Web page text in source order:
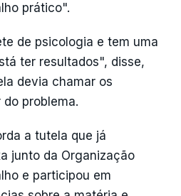
prático".
de psicologia e tem uma
ter resultados", disse,
devia chamar os
problema.
a tutela que já
junto da Organização
e participou em